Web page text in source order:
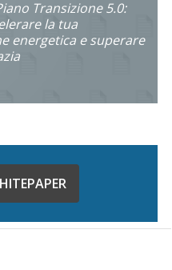
Transizione 5.0:
la tua
energetica e superare